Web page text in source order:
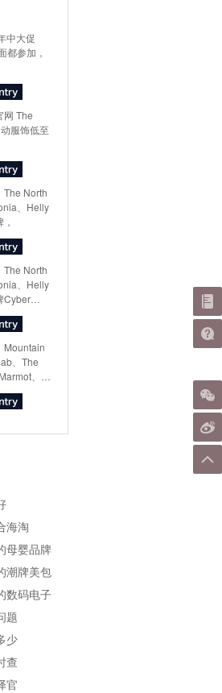
中大促
都参加，
网 The
服饰低至
The North
、Helly
The North
、Helly
Cyber
Mountain
、The
、
Diamond
服饰及装
海淘
母婴品牌
潮牌美包
数码电子
题
少
查
官